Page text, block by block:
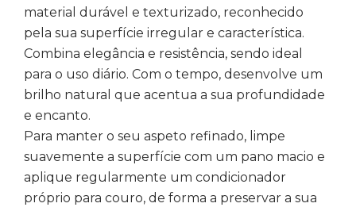
material durável e texturizado, reconhecido
pela sua superfície irregular e característica.
Combina elegância e resistência, sendo ideal
para o uso diário. Com o tempo, desenvolve um
brilho natural que acentua a sua profundidade
e encanto.
Para manter o seu aspeto refinado, limpe
suavemente a superfície com um pano macio e
aplique regularmente um condicionador
próprio para couro, de forma a preservar a sua